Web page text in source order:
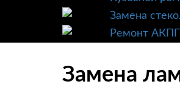
Замена
Ремонт АКПП
Замена